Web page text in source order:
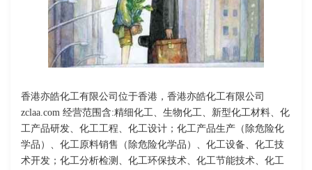
香港亦皓化工有限公司位于香港，香港亦皓化工有限公司
zclaa.com 经营范围含:精细化工、生物化工、新型化工材料、化
工产品研发、化工工程、化工设计；化工产品生产（除危险化
学品）、化工原料销售（除危险化学品）、化工设备、化工技
术开发；化工分析检测、化工环保技术、化工节能技术、化工